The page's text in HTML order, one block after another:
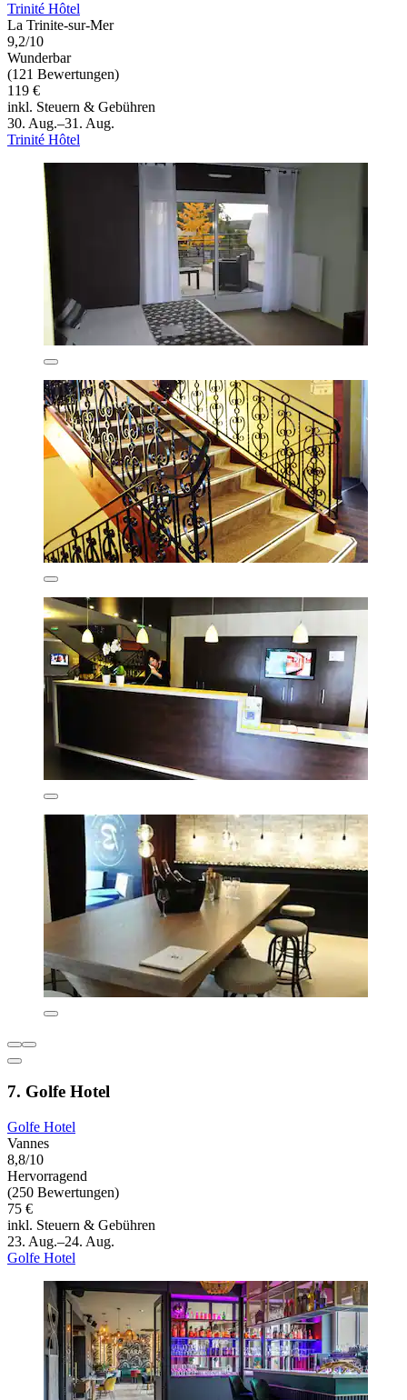
Trinité Hôtel
La Trinite-sur-Mer
9,2/10
Wunderbar
(121 Bewertungen)
119 €
inkl. Steuern & Gebühren
30. Aug.–31. Aug.
Trinité Hôtel
7. Golfe Hotel
Golfe Hotel
Vannes
8,8/10
Hervorragend
(250 Bewertungen)
75 €
inkl. Steuern & Gebühren
23. Aug.–24. Aug.
Golfe Hotel